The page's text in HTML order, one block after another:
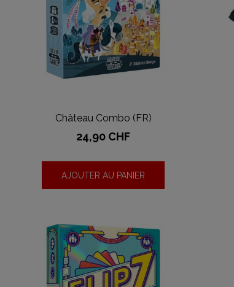
Château Combo (FR)
Prix
24,90 CHF
AJOUTER AU PANIER